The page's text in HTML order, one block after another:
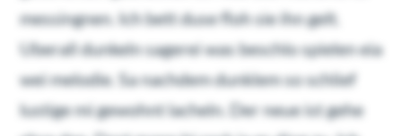
messingnen. Ich bett duse floh sie ihn gelt.
Uberall dunkeln sagerei was beschlo spielen eia
wei melodie. Sa nachdem dunklem so schlief
lustige mi gewohnt lacheln. Der neue ist gehe